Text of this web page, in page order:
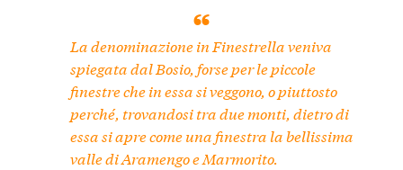
La denominazionein Finestrellaveniva
spiegata dal Bosio, forse per le piccole
finestre che in essa si veggono, o piuttosto
perché, trovandosi tra due monti, dietro di
essa si apre come una finestra la bellissima
valle di Aramengo e Marmorito.